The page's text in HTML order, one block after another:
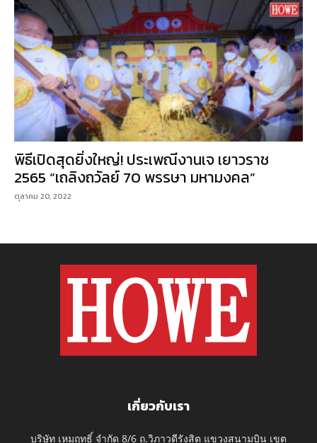
พิธีเปิดสุดยิ่งใหญ่! ประเพณีงานเจ เยาวราช
2565 “เถลิงถวัลย์ 70 พรรษา มหามงคล”
ตุลาคม 20, 2022
เกี่ยวกับเรา
บริษัท เหมฤทธิ์ จำกัด 8/6 ถ.วิภาวดีรังสิต แขวงสนามบิน เขต